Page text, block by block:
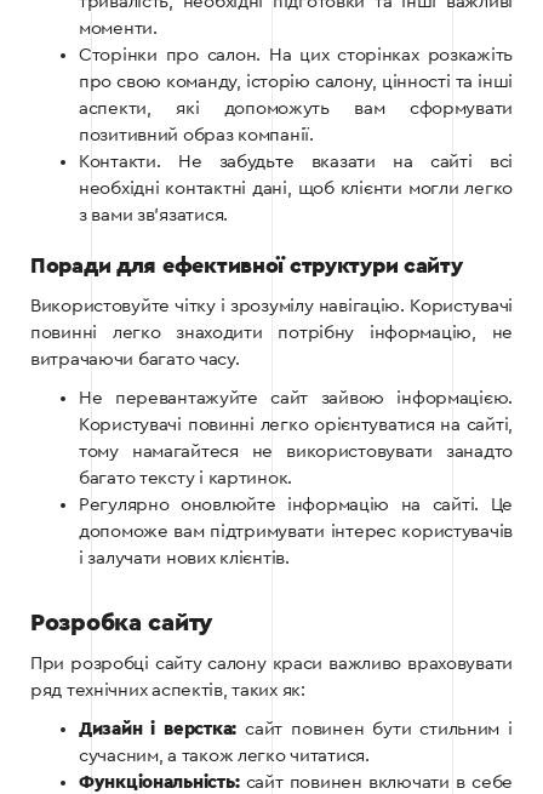
моменти.
Сторінки про салон. На цих сторінках розкажіть
про свою команду, історію салону, цінності та інші
аспекти, які допоможуть вам сформувати
позитивний образ компанії.
Контакти. Не забудьте вказати на сайті всі
необхідні контактні дані, щоб клієнти могли легко
з вами зв’язатися.
Поради для ефективної структури сайту
Використовуйте чітку і зрозумілу навігацію. Користувачі
повинні легко знаходити потрібну інформацію, не
витрачаючи багато часу.
Не перевантажуйте сайт зайвою інформацією.
Користувачі повинні легко орієнтуватися на сайті,
тому намагайтеся не використовувати занадто
багато тексту і картинок.
Регулярно оновлюйте інформацію на сайті. Це
допоможе вам підтримувати інтерес користувачів
і залучати нових клієнтів.
Розробка сайту
При розробці сайту салону краси важливо враховувати
ряд технічних аспектів, таких як:
Дизайн і верстка: сайт повинен бути стильним і
сучасним, а також легко читатися.
Функціональність:сайт повинен включати в себе